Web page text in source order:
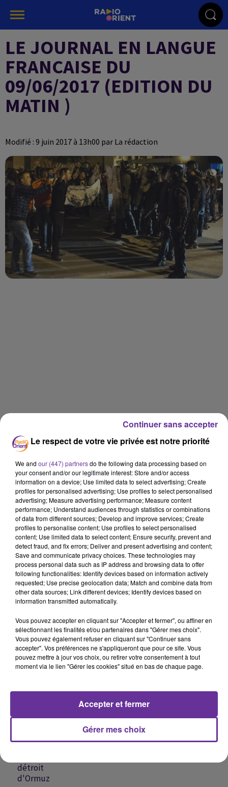
LE JOURNAL EN LANGUE
FRANCAISE DU
09/06/2017 (EDITION DU
MATIN )
Modifié : 9 juin 2017 à 13h00 par La rédaction
LA PLAYLIST
ABIR NEEMEH
Hikayi 2019
WAEL KFOURY
Safha We Twayta
2012
GEORGES WASSOUF
Byetkallem Aalaya
2023
ÉCOUTER
EN CE
MOMENT
Ormuz :
l'espoir d'une
Ceuta : la
détroit
d'Ormuz
Le respect de votre vie privée est notre priorité
We and our (447) partnersdo the following data processing based on
your consent and/or our legitimate interest: Store and/or access
information on a device; Use limited data to select advertising; Create
profiles for personalised advertising; Use profiles to select personalised
advertising; Measure advertising performance; Measure content
performance; Understand audiences through statistics or combinations
of data from different sources; Develop and improve services; Create
profiles to personalise content; Use profiles to select personalised
content; Use limited data to select content; Ensure security, prevent and
detect fraud, and fix errors; Deliver and present advertising and content;
Save and communicate privacy choices. These technologies may
process personal data such as IP address and browsing data to offer
following functionalities: Identify devices based on information actively
requested; Use precise geolocation data; Match and combine data from
other data sources; Link different devices; Identify devices based on
information transmitted automatically.
Vous pouvez accepter en cliquant sur "Accepter et fermer", ou affiner en
sélectionnant les finalités et/ou partenaires dans "Gérer mes choix".
Vous pouvez également refuser en cliquant sur "Continuer sans
accepter". Vos préférences ne s'appliqueront que pour ce site. Vous
pouvez mettre à jour vos choix, ou retirer votre consentement à tout
moment via le lien "Gérer les cookies" situé en bas de chaque page.
Gérer mes choix
Accepter et fermer
Continuer sans accepter